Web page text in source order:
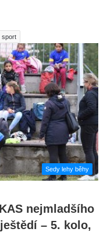
sport
Sedy lehy běhy
nejmladšího
– 5. kolo,